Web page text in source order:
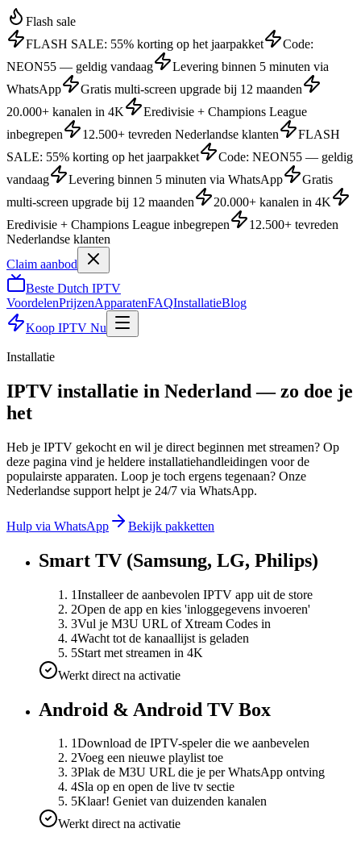
Flash sale
FLASH SALE: 55% korting op het jaarpakket
Code:
NEON55 — geldig vandaag
Levering binnen 5 minuten via
WhatsApp
Gratis multi-screen upgrade bij 12 maanden
20.000+ kanalen in 4K
Eredivisie + Champions League
inbegrepen
12.500+ tevreden Nederlandse klanten
FLASH
SALE: 55% korting op het jaarpakket
Code: NEON55 — geldig
vandaag
Levering binnen 5 minuten via WhatsApp
Gratis
multi-screen upgrade bij 12 maanden
20.000+ kanalen in 4K
Eredivisie + Champions League inbegrepen
12.500+ tevreden
Nederlandse klanten
Claim aanbod
Beste Dutch IPTV
VoordelenPrijzenApparatenFAQInstallatieBlog
Koop IPTV Nu
Installatie
IPTV installatie in Nederland — zo doe je
het
Heb je IPTV gekocht en wil je direct beginnen met streamen? Op
deze pagina vind je heldere installatiehandleidingen voor de
populairste apparaten. Loop je toch ergens tegenaan? Onze
Nederlandse support helpt je 24/7 via WhatsApp.
Hulp via WhatsApp Bekijk pakketten
Smart TV (Samsung, LG, Philips)
1Installeer de aanbevolen IPTV app uit de store
2Open de app en kies 'inloggegevens invoeren'
3Vul je M3U URL of Xtream Codes in
4Wacht tot de kanaallijst is geladen
5Start met streamen in 4K
Werkt direct na activatie
Android & Android TV Box
1Download de IPTV-speler die we aanbevelen
2Voeg een nieuwe playlist toe
3Plak de M3U URL die je per WhatsApp ontving
4Sla op en open de live tv sectie
5Klaar! Geniet van duizenden kanalen
Werkt direct na activatie